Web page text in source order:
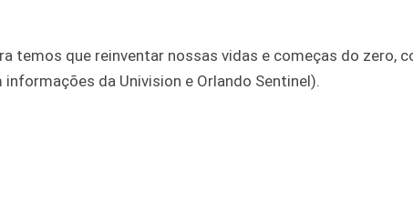
temos que reinventar nossas vidas e começas do zero,
da Univision e Orlando Sentinel).